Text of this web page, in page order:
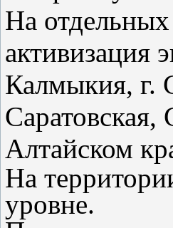
На
активизация
Калмыкия, г.
Саратовская,
Алтайском
На
уровне.